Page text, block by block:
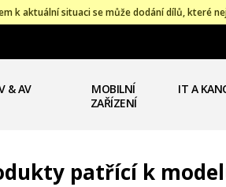
k aktuální situaci se může dodání dílů, které
& AV
MOBILNÍ
ZAŘÍZENÍ
IT A
patřící k